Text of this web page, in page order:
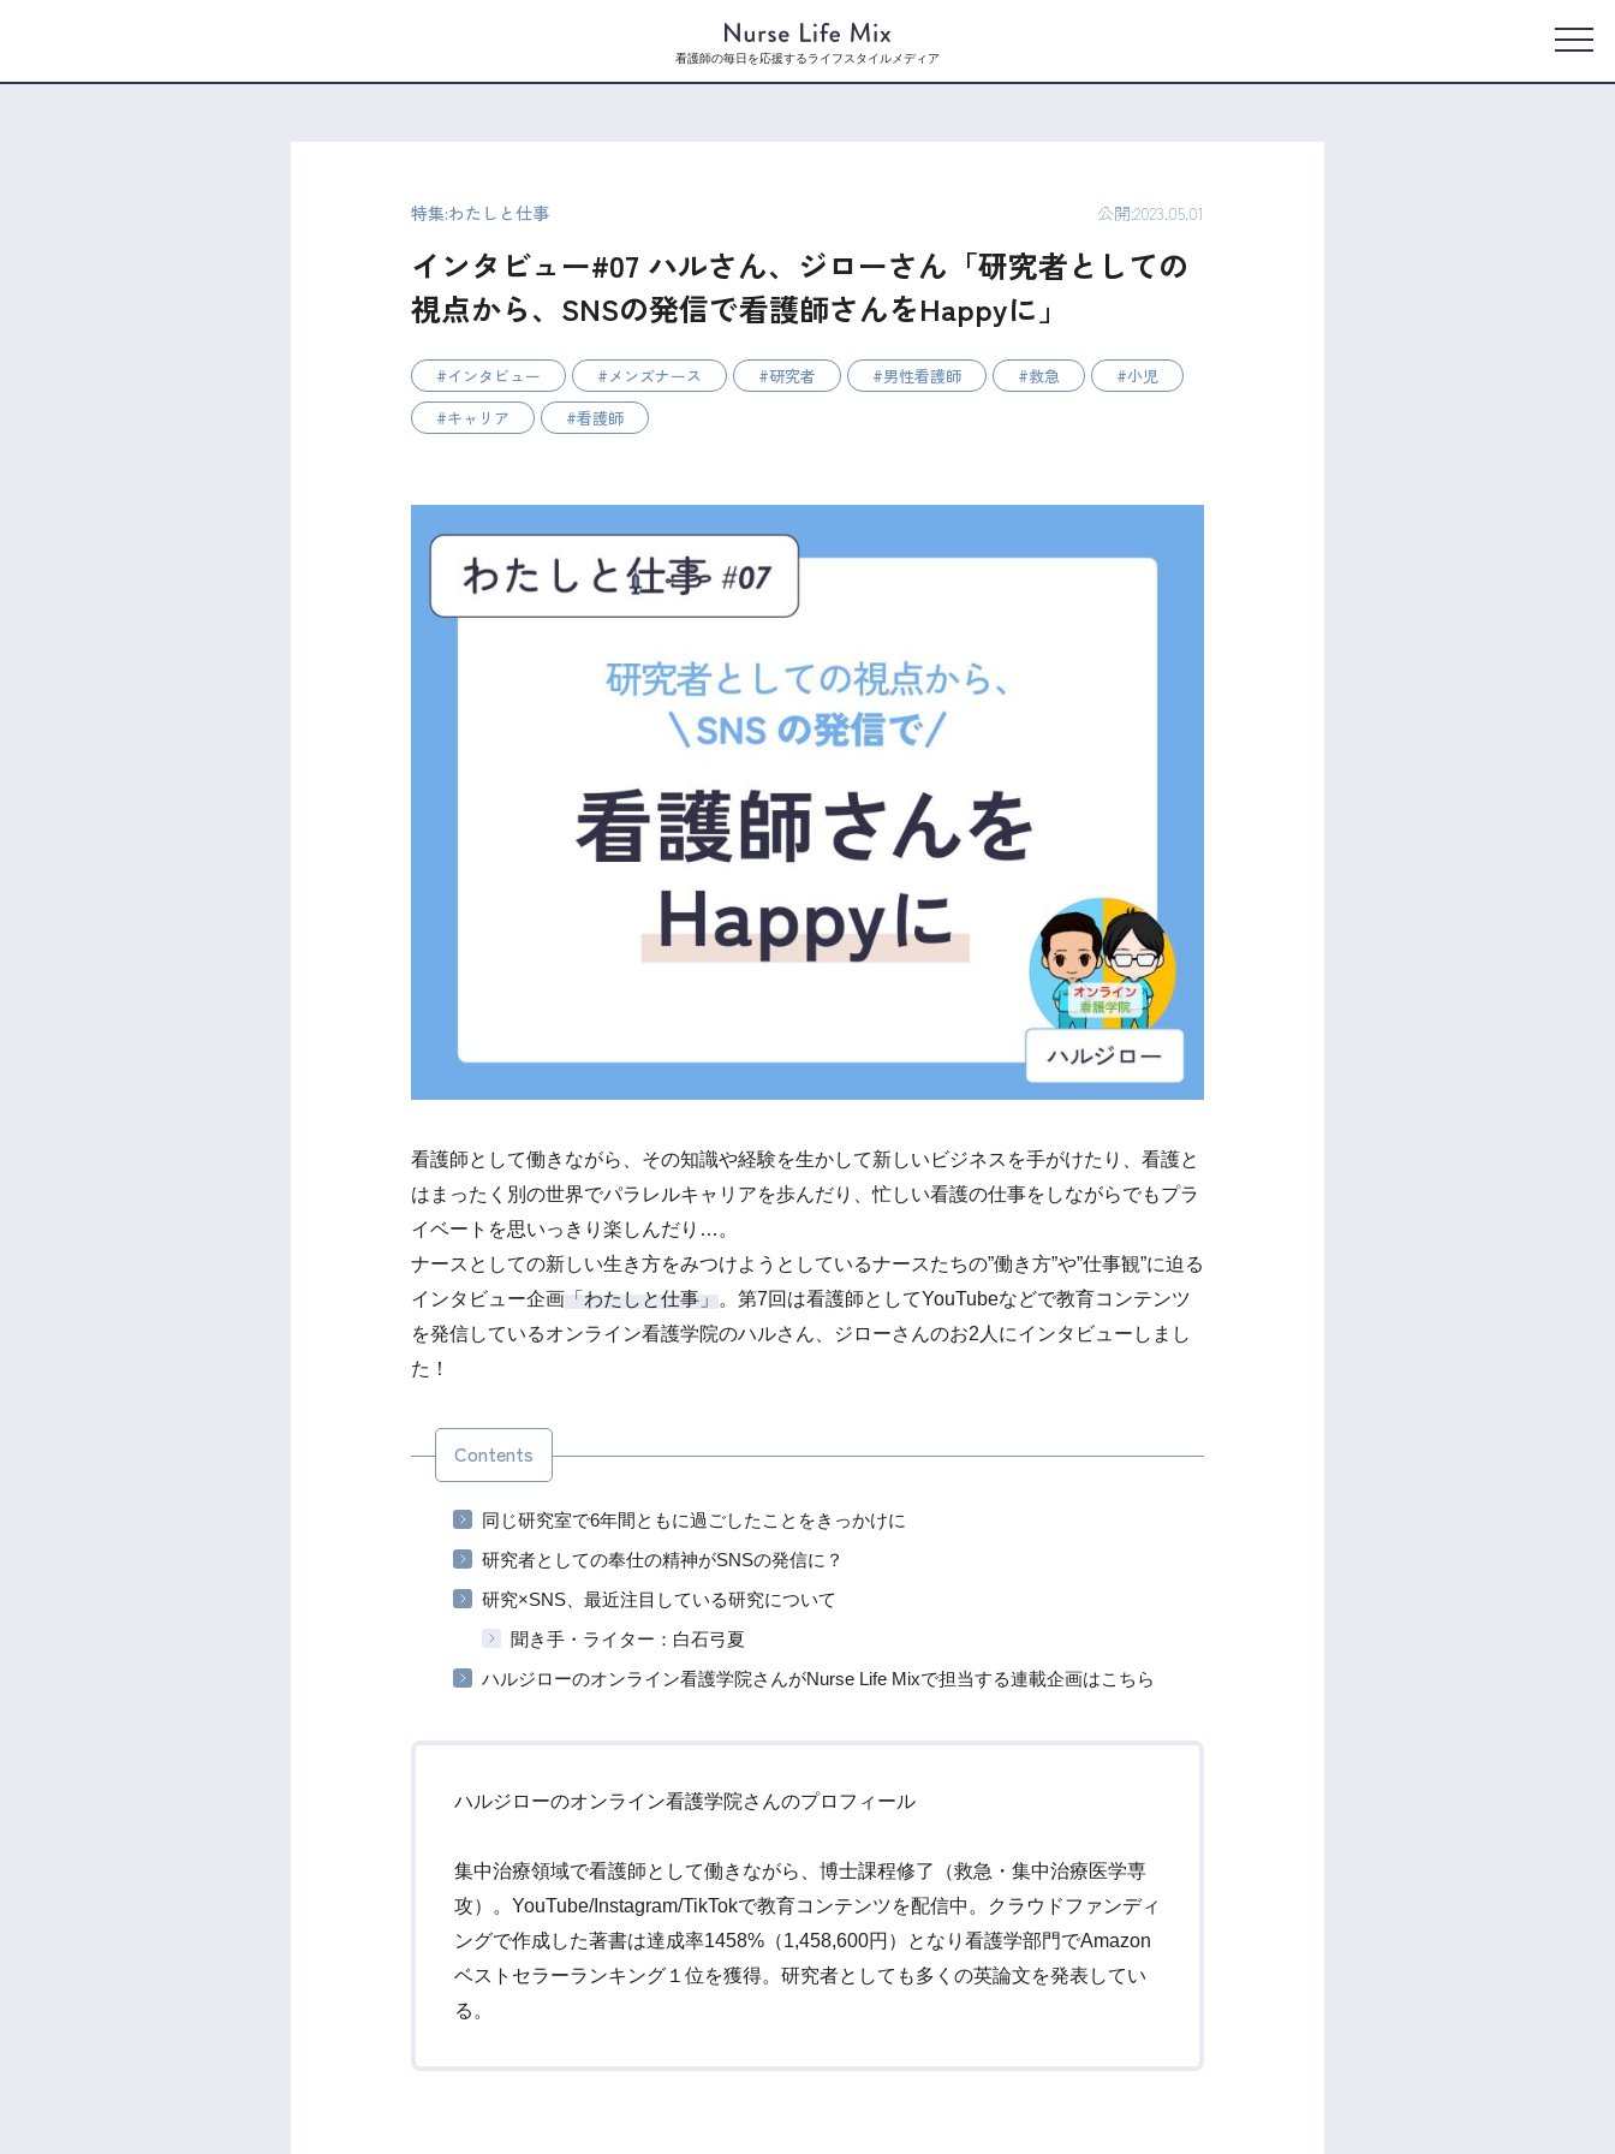
看護師の毎日を応援するライフスタイルメディア
特集:わたしと仕事
インタビュー#07 ハルさん、ジローさん「研究者としての
視点から、SNSの発信で看護師さんをHappyに」
インタビュー メンズナース 研究者 男性看護師 救急
小児
キャリア
看護師
公開:2023.05.01
看護師として働きながら、その知識や経験を生かして新しいビジネスを手がけたり、看護と
はまったく別の世界でパラレルキャリアを歩んだり、忙しい看護の仕事をしながらでもプラ
イベートを思いっきり楽しんだり…。
ナースとしての新しい生き方をみつけようとしているナースたちの”働き方”や”仕事観”に迫る
インタビュー企画 「わたしと仕事」
。第7回は看護師としてYouTubeなどで教育コンテンツ
を発信しているオンライン看護学院のハルさん、ジローさんのお2人にインタビューしまし
た！
Contents
同じ研究室で6年間ともに過ごしたことをきっかけに
研究者としての奉仕の精神がSNSの発信に？
研究×SNS、最近注目している研究について
聞き手・ライター：白石弓夏
ハルジローのオンライン看護学院さんがNurse Life Mixで担当する連載企画はこちら
ハルジローのオンライン看護学院さんのプロフィール
集中治療領域で看護師として働きながら、博士課程修了（救急・集中治療医学専
攻）。YouTube/Instagram/TikTokで教育コンテンツを配信中。クラウドファンディ
ングで作成した著書は達成率1458%（1,458,600円）となり看護学部門でAmazon
ベストセラーランキング１位を獲得。研究者としても多くの英論文を発表してい
る。